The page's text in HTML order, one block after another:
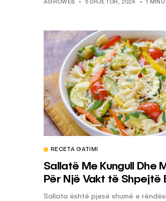
AGROWEB 5 DHJETOR, 2024 1
RECETA GATIMI
Sallatë Me Kungull Dhe
Për Një Vakt të Shpejtë
Sallata është pjesë shumë e